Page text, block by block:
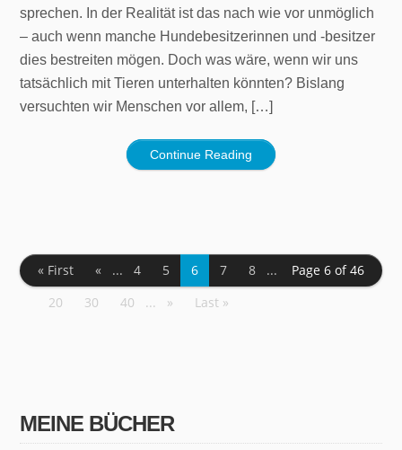
sprechen. In der Realität ist das nach wie vor unmöglich
– auch wenn manche Hundebesitzerinnen und -besitzer
dies bestreiten mögen. Doch was wäre, wenn wir uns
tatsächlich mit Tieren unterhalten könnten? Bislang
versuchten wir Menschen vor allem, […]
Continue Reading
Page 6 of 46
« First « ... 4 5 6 7 8
...
20
30 40 ... » Last »
MEINE BÜCHER